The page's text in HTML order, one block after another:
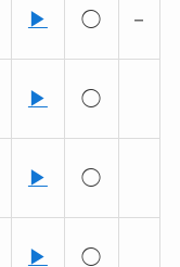
▶ ◯ －
▶ ◯
▶ ◯
▶ ◯